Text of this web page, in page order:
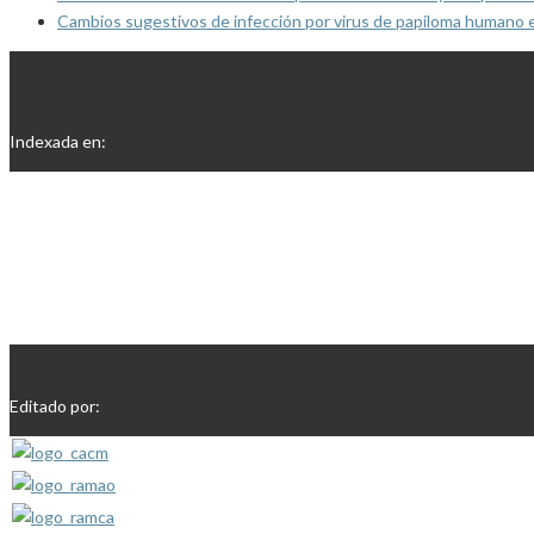
Cambios sugestivos de infección por virus de papiloma
Indexada en:
Editado por: